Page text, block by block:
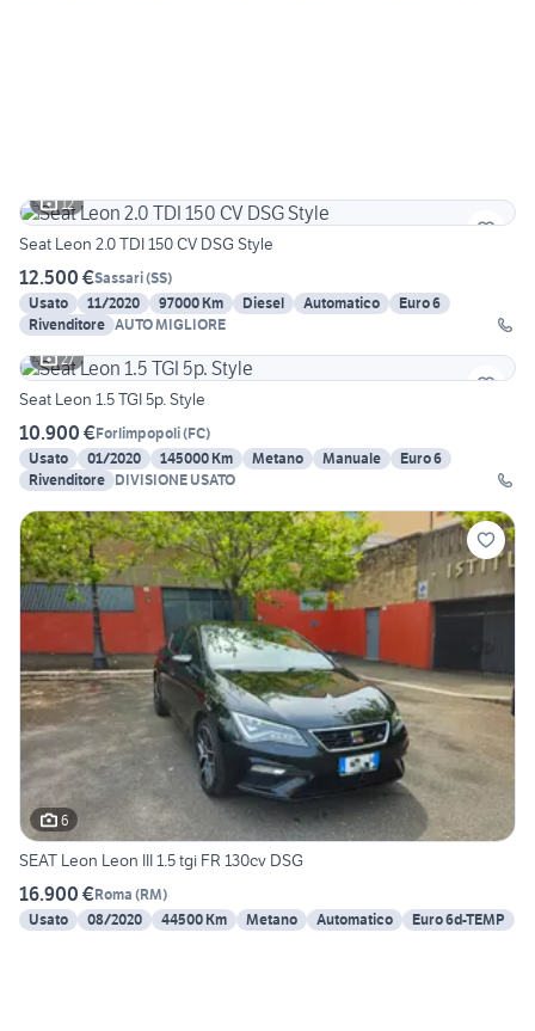
12
Seat Leon 2.0 TDI 150 CV DSG Style
12.500 €Sassari(SS)
Usato
11/2020 97000 Km Diesel Automatico
Euro 6
Rivenditore AUTO MIGLIORE
27
Seat Leon 1.5 TGI 5p. Style
10.900 €Forlimpopoli(FC)
Usato
01/2020 145000 Km Metano Manuale
Euro 6
Rivenditore DIVISIONE USATO
6
SEAT Leon Leon III 1.5 tgi FR 130cv DSG
16.900 €Roma (RM)
Usato
08/2020 44500 Km Metano Automatico Euro 6d-TEMP